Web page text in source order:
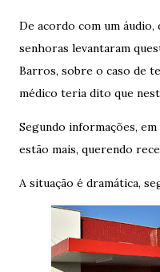
De acordo com um áudio,
senhoras levantaram
Barros, sobre o caso de
médico teria dito que
Segundo informações,
estão mais, querendo
A situação é dramática,